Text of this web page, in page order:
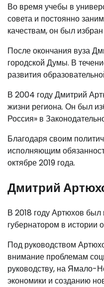
Во время учебы в
совета и постоянно
качествам, он был
После окончания вуза
городской Думы. В
развития
В 2004 году Дмитрий
жизни региона. Он был
Россия» в
Благодаря своим
исполняющим
октябре 2019 года.
Дмитрий
В 2018 году Артюхов
губернатором в истории
Под руководством
внимание проблемам
руководству, на Ямало-
экономики и созданию